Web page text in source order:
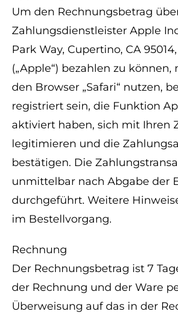
Um den Rechnungsbetrag
Zahlungsdienstleister Apple
Park Way, Cupertino, CA
(„Apple“) bezahlen zu können,
den Browser „Safari“ nutzen,
registriert sein, die Funktion
aktiviert haben, sich mit Ihren
legitimieren und die
bestätigen. Die
unmittelbar nach Abgabe der
durchgeführt. Weitere
im Bestellvorgang.
Rechnung
Der Rechnungsbetrag ist 7
der Rechnung und der Ware
Überweisung auf das in der